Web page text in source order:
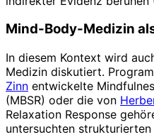
Mind-Body-Medizin
In diesem Kontext wird
Medizin diskutiert.
Zinn entwickelte
(MBSR) oder die von
Relaxation Response
untersuchten